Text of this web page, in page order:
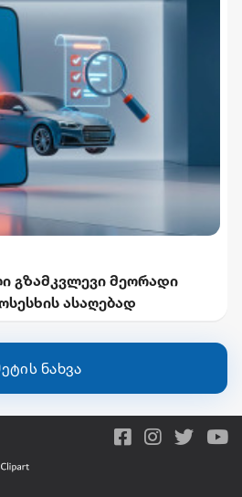
გზამკვლევი მეორადი
ასაღებად
ნახვა